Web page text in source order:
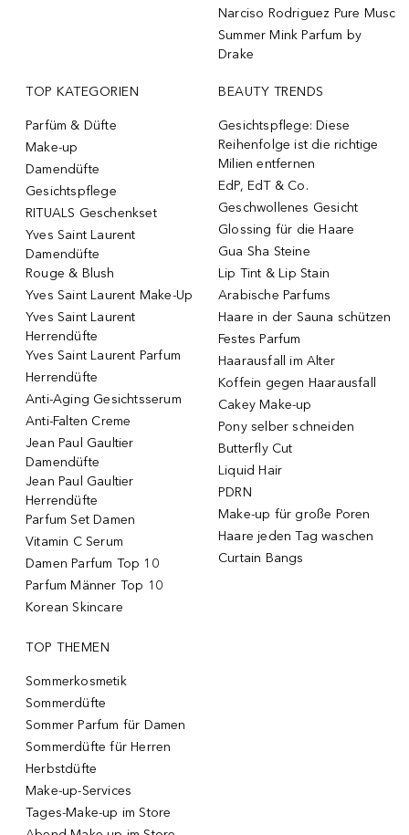
Narciso Rodriguez Pure Musc
Summer Mink Parfum by
Drake
TOP KATEGORIEN
Parfüm & Düfte
Make-up
Damendüfte
Gesichtspflege
RITUALS Geschenkset
Yves Saint Laurent
Damendüfte
Rouge & Blush
Yves Saint Laurent Make-Up
Yves Saint Laurent
Herrendüfte
Yves Saint Laurent Parfum
Herrendüfte
Anti-Aging Gesichtsserum
Anti-Falten Creme
Jean Paul Gaultier
Damendüfte
Jean Paul Gaultier
Herrendüfte
Parfum Set Damen
Vitamin C Serum
Damen Parfum Top 10
Parfum Männer Top 10
Korean Skincare
BEAUTY TRENDS
Gesichtspflege: Diese
Reihenfolge ist die richtige
Milien entfernen
EdP, EdT & Co.
Geschwollenes Gesicht
Glossing für die Haare
Gua Sha Steine
Lip Tint & Lip Stain
Arabische Parfums
Haare in der Sauna schützen
Festes Parfum
Haarausfall im Alter
Koffein gegen Haarausfall
Cakey Make-up
Pony selber schneiden
Butterfly Cut
Liquid Hair
PDRN
Make-up für große Poren
Haare jeden Tag waschen
Curtain Bangs
TOP THEMEN
Sommerkosmetik
Sommerdüfte
Sommer Parfum für Damen
Sommerdüfte für Herren
Herbstdüfte
Make-up-Services
Tages-Make-up im Store